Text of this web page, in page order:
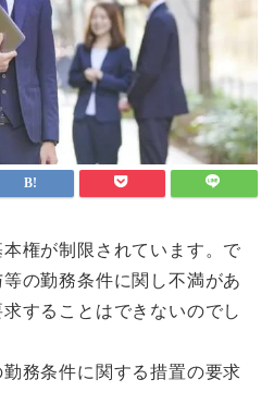
権が制限されています。で
の勤務条件に関し不満があ
することはできないのでし
務条件に関する措置の要求